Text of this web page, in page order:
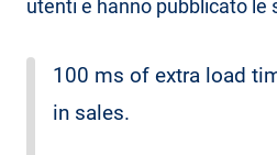
utenti e hanno pubblicato le
100 ms of extra load
in sales.